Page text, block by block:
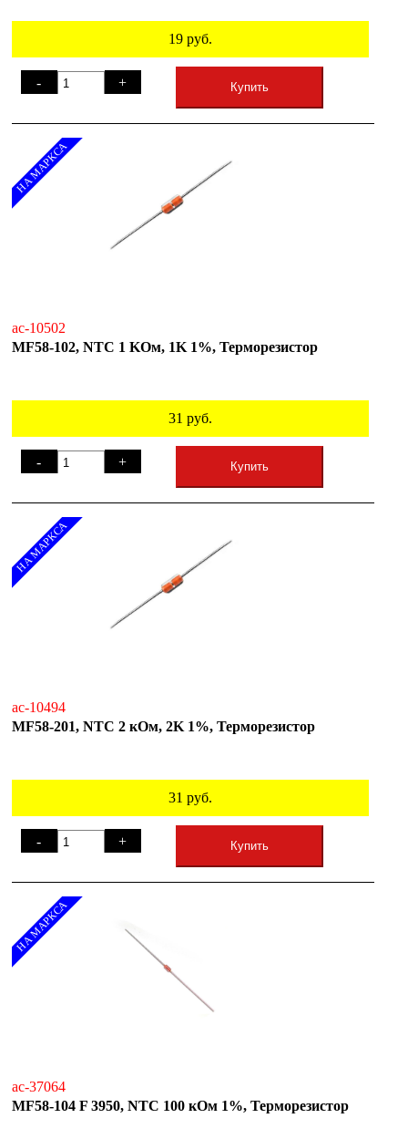
19 руб.
- + Купить
НА МАРКСА
ac-10502
MF58-102, NTC 1 KОм, 1K 1%, Терморезистор
31 руб.
- + Купить
НА МАРКСА
ac-10494
MF58-201, NTC 2 кОм, 2K 1%, Терморезистор
31 руб.
- + Купить
НА МАРКСА
ac-37064
MF58-104 F 3950, NTC 100 кОм 1%, Терморезистор